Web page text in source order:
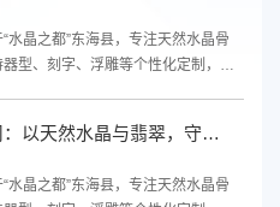
水晶之都”东海县，专注天然水晶骨
型、刻字、浮雕等个性化定制，源
连云港晶寿福水晶有限公司：以天然水晶与翡翠，守护生命最后的尊严
水晶之都”东海县，专注天然水晶骨